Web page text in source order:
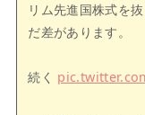
リム先進国株式を
だ差があります。
続く